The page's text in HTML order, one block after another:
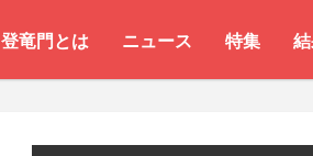
登竜門とは ニュース 特集